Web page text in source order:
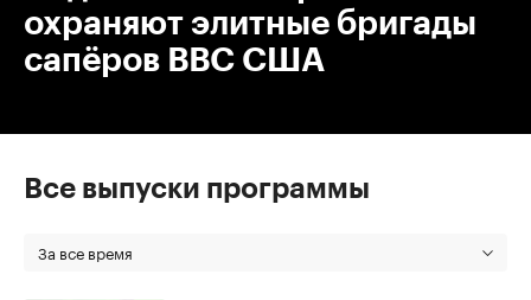
охраняют элитные бригады
сапёров ВВС США
Все выпуски программы
За все время